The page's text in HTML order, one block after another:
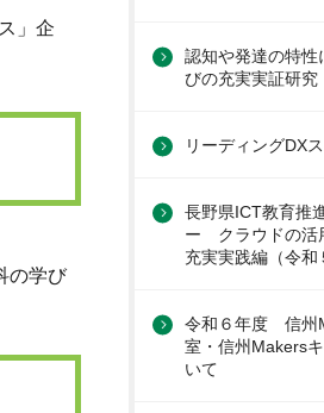
」企
の学び
認知や発達の特性
びの充実実証研究
リーディングDX
長野県ICT教育推
ー クラウドの
充実実践編（令和
令和６年度 信州
室・信州Makers
いて